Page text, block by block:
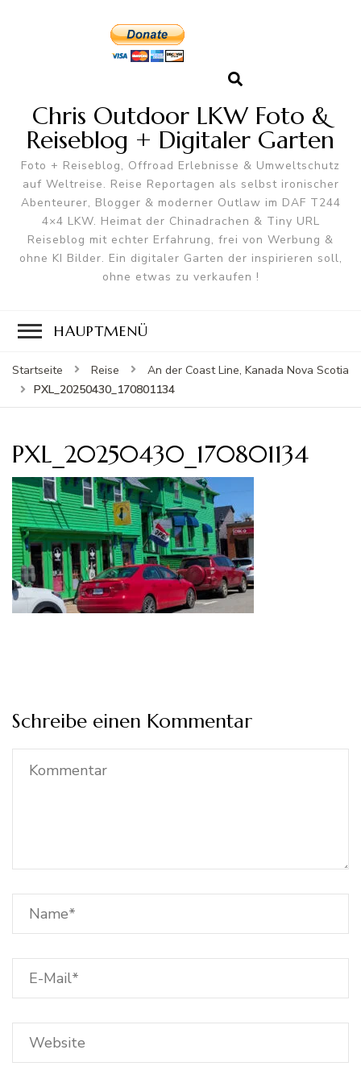
Chris Outdoor LKW Foto &
Reiseblog + Digitaler Garten
Foto + Reiseblog, Offroad Erlebnisse & Umweltschutz
auf Weltreise. Reise Reportagen als selbst ironischer
Abenteurer, Blogger & moderner Outlaw im DAF T244
4×4 LKW. Heimat der Chinadrachen & Tiny URL
Reiseblog mit echter Erfahrung, frei von Werbung &
ohne KI Bilder. Ein digitaler Garten der inspirieren soll,
ohne etwas zu verkaufen !
HAUPTMENÜ
Startseite Reise
An der Coast Line, Kanada Nova Scotia
PXL_20250430_170801134
PXL_20250430_170801134
Schreibe einen Kommentar